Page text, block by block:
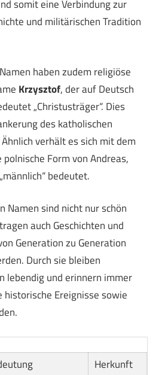
somit eine Verbindung zur
und militärischen Tradition
haben zudem religiöse
Krzysztof, der auf Deutsch
„Christusträger“. Dies
des katholischen
verhält es sich mit dem
polnische Form von Andreas,
bedeutet.
Namen sind nicht nur schön
auch Geschichten und
Generation zu Generation
Durch sie bleiben
lebendig und erinnern immer
Ereignisse sowie
Herkunft